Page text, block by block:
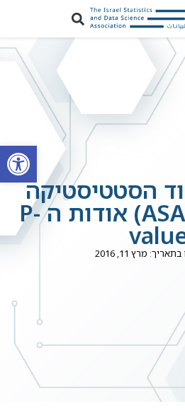
פתח
הסטטיסטיקה
האמריקאי (ASA) אודות ה P-
בתאריך: מרץ 11, 2016